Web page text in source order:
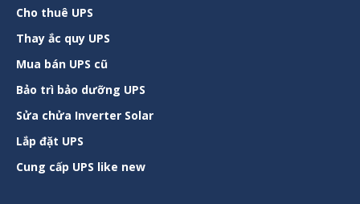
Cho thuê UPS
Thay ắc quy UPS
Mua bán UPS cũ
Bảo trì bảo dưỡng UPS
Sửa chửa Inverter Solar
Lắp đặt UPS
Cung cấp UPS like new